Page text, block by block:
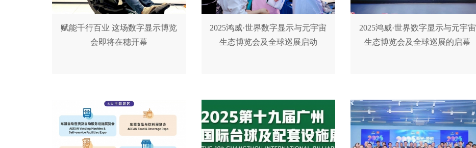
赋能千行百业 这场数字显示博览
会即将在穗开幕
2025鸿威·世界数字显示与元宇宙
生态博览会及全球巡展启动
2025鸿威·世界数字显示与元宇宙
生态博览会及全球巡展的启幕